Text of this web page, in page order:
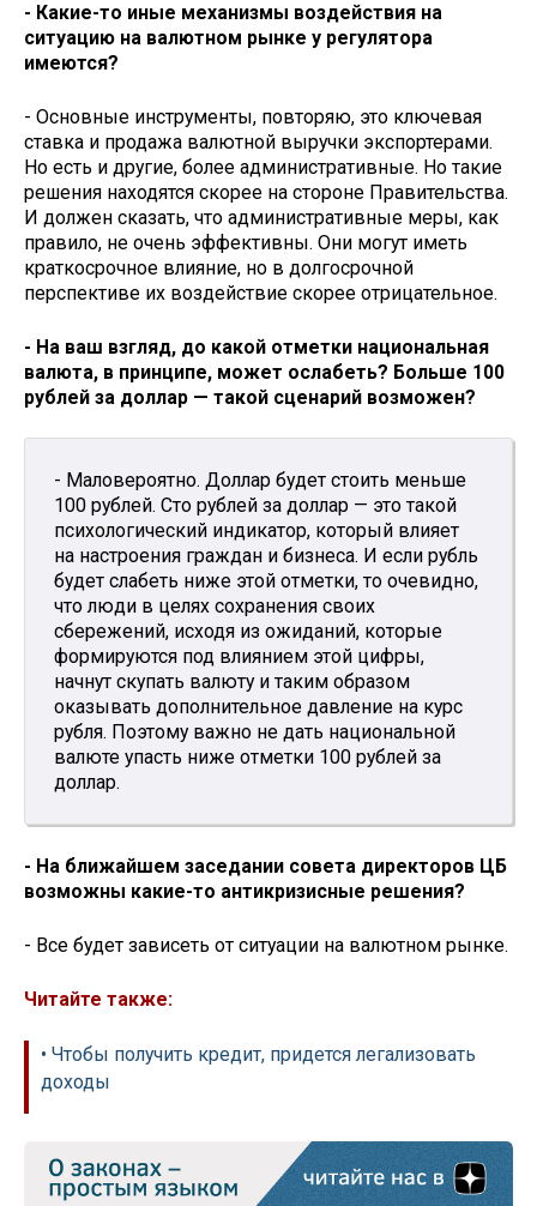
- Какие-то иные механизмы воздействия на
ситуацию на валютном рынке у регулятора
имеются?
- Основные инструменты, повторяю, это ключевая
ставка и продажа валютной выручки экспортерами.
Но есть и другие, более административные. Но такие
решения находятся скорее на стороне Правительства.
И должен сказать, что административные меры, как
правило, не очень эффективны. Они могут иметь
краткосрочное влияние, но в долгосрочной
перспективе их воздействие скорее отрицательное.
- На ваш взгляд, до какой отметки национальная
валюта, в принципе, может ослабеть? Больше 100
рублей за доллар — такой сценарий возможен?
- Маловероятно. Доллар будет стоить меньше
100 рублей. Сто рублей за доллар — это такой
психологический индикатор, который влияет
на настроения граждан и бизнеса. И если рубль
будет слабеть ниже этой отметки, то очевидно,
что люди в целях сохранения своих
сбережений, исходя из ожиданий, которые
формируются под влиянием этой цифры,
начнут скупать валюту и таким образом
оказывать дополнительное давление на курс
рубля. Поэтому важно не дать национальной
валюте упасть ниже отметки 100 рублей за
доллар.
- На ближайшем заседании совета директоров ЦБ
возможны какие-то антикризисные решения?
- Все будет зависеть от ситуации на валютном рынке.
Читайте также:
• Чтобы получить кредит, придется легализовать
доходы